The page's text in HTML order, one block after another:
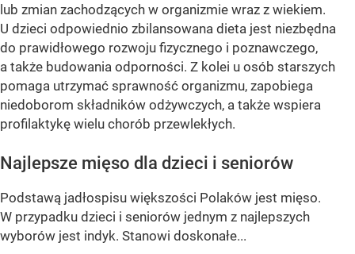
lub zmian zachodzących w organizmie wraz z wiekiem.
U dzieci odpowiednio zbilansowana dieta jest niezbędna
do prawidłowego rozwoju fizycznego i poznawczego,
a także budowania odporności. Z kolei u osób starszych
pomaga utrzymać sprawność organizmu, zapobiega
niedoborom składników odżywczych, a także wspiera
profilaktykę wielu chorób przewlekłych.
Najlepsze mięso dla dzieci i seniorów
Podstawą jadłospisu większości Polaków jest mięso.
W przypadku dzieci i seniorów jednym z najlepszych
wyborów jest indyk. Stanowi doskonałe...